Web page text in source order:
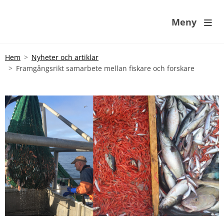
Meny 
Hem
Nyheter och artiklar
Framgångsrikt samarbete mellan fiskare och forskare